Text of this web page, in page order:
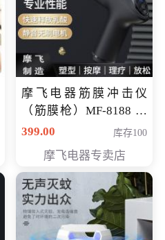
摩飞电器筋膜冲击仪
（筋膜枪）MF-8188 会
员专享价268元
399.00 库存100
摩飞电器专卖店